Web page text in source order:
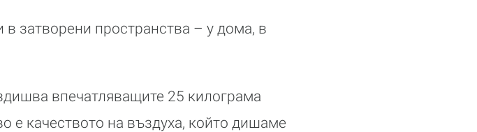
затворени пространства – у дома, в
впечатляващите 25 килограма
е качеството на въздуха, който дишаме